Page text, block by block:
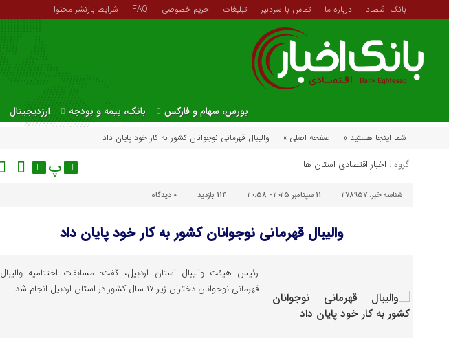
بانک اقتصاد درباره ما تماس با سردبیر تبلیغات حریم خصوصی FAQ شرایط بازنشر محتوا
بورس، سهام و فارکس بانک، بیمه و بودجه ارزدیجیتال
شما اینجا هستید » صفحه اصلی » والیبال قهرمانی نوجوانان کشور به کار خود پایان داد
گروه : اخبار اقتصادی استان ها پ
شناسه خبر: 278957 11 سپتامبر 2025 - 20:58 114 بازدید ۰ دیدگاه
والیبال قهرمانی نوجوانان کشور به کار خود پایان داد
رئیس هیئت والیبال استان اردبیل، گفت: مسابقات اختتامیه والیبال
قهرمانی نوجوانان دختران زیر ۱۷ سال کشور در استان اردبیل انجام شد.